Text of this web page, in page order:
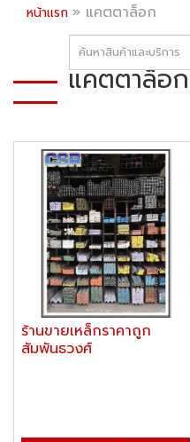
หน้าแรก » แคตตาล็อก
แคตตาล็อก
ร้านขายเหล็กราคาถูก
สัมพันธวงศ์